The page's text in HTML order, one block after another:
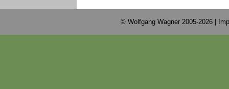
© Wolfgang Wagner 2005-2026 |